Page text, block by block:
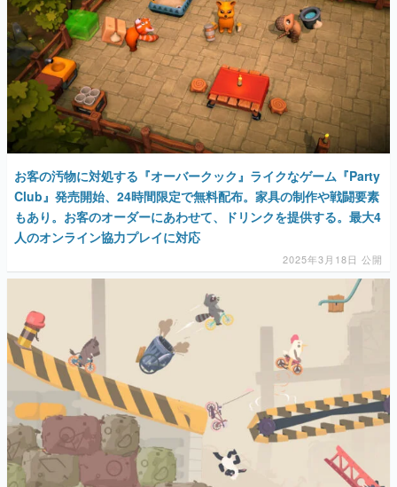
お客の汚物に対処する『オーバークック』ライクなゲーム『Party
Club』発売開始、24時間限定で無料配布。家具の制作や戦闘要素
もあり。お客のオーダーにあわせて、ドリンクを提供する。最大4
人のオンライン協力プレイに対応
2025年3月18日 公開